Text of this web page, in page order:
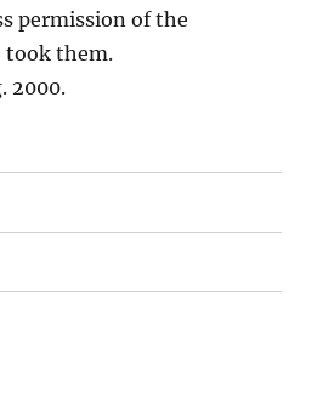
permission of the
took them.
2000.